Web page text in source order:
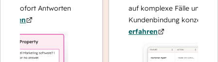
sofort Antworten
auf komplexe Fälle und den
Kundenbindung konzentrieren
erfahren